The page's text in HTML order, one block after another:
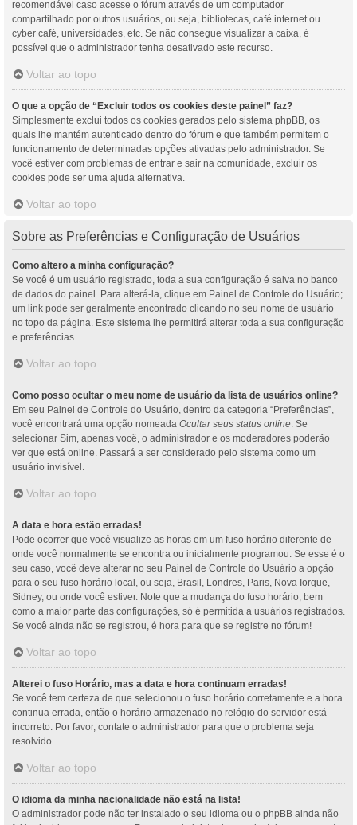
recomendável caso acesse o fórum através de um computador
compartilhado por outros usuários, ou seja, bibliotecas, café internet ou
cyber café, universidades, etc. Se não consegue visualizar a caixa, é
possível que o administrador tenha desativado este recurso.
Voltar ao topo
O que a opção de “Excluir todos os cookies deste painel” faz?
Simplesmente exclui todos os cookies gerados pelo sistema phpBB, os
quais lhe mantém autenticado dentro do fórum e que também permitem o
funcionamento de determinadas opções ativadas pelo administrador. Se
você estiver com problemas de entrar e sair na comunidade, excluir os
cookies pode ser uma ajuda alternativa.
Voltar ao topo
Sobre as Preferências e Configuração de Usuários
Como altero a minha configuração?
Se você é um usuário registrado, toda a sua configuração é salva no banco
de dados do painel. Para alterá-la, clique em Painel de Controle do Usuário;
um link pode ser geralmente encontrado clicando no seu nome de usuário
no topo da página. Este sistema lhe permitirá alterar toda a sua configuração
e preferências.
Voltar ao topo
Como posso ocultar o meu nome de usuário da lista de usuários online?
Em seu Painel de Controle do Usuário, dentro da categoria “Preferências”,
você encontrará uma opção nomeada Ocultar seus status online. Se
selecionar Sim, apenas você, o administrador e os moderadores poderão
ver que está online. Passará a ser considerado pelo sistema como um
usuário invisível.
Voltar ao topo
A data e hora estão erradas!
Pode ocorrer que você visualize as horas em um fuso horário diferente de
onde você normalmente se encontra ou inicialmente programou. Se esse é o
seu caso, você deve alterar no seu Painel de Controle do Usuário a opção
para o seu fuso horário local, ou seja, Brasil, Londres, Paris, Nova Iorque,
Sidney, ou onde você estiver. Note que a mudança do fuso horário, bem
como a maior parte das configurações, só é permitida a usuários registrados.
Se você ainda não se registrou, é hora para que se registre no fórum!
Voltar ao topo
Alterei o fuso Horário, mas a data e hora continuam erradas!
Se você tem certeza de que selecionou o fuso horário corretamente e a hora
continua errada, então o horário armazenado no relógio do servidor está
incorreto. Por favor, contate o administrador para que o problema seja
resolvido.
Voltar ao topo
O idioma da minha nacionalidade não está na lista!
O administrador pode não ter instalado o seu idioma ou o phpBB ainda não